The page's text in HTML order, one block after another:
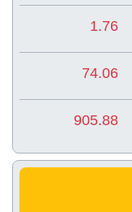
1.76
74.06
905.88